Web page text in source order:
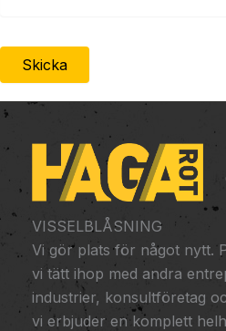
VISSELBLÅSNING
Vi gör plats för något nytt.
vi tätt ihop med andra
industrier, konsultföretag
vi erbjuder en komplett